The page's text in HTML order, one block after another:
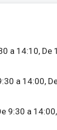
a 14:10, De
a 14:00,
9:30 a